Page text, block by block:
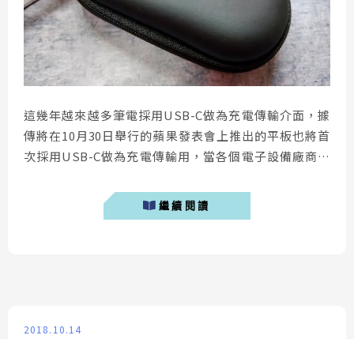
這幾年越來越多筆電採用USB-C做為充電傳輸介面，據
傳將在10月30日舉行的蘋果發表會上推出的平板也將首
次採用USB-C做為充電傳輸用，當各個電子設備廠商都
技術也將更成熟！日前在蘋果仁介紹文章中首次看到這條
磁吸線，針對接頭端做特殊造型設計對於愛玩遊戲的我來
繼續閱讀
2018.10.14